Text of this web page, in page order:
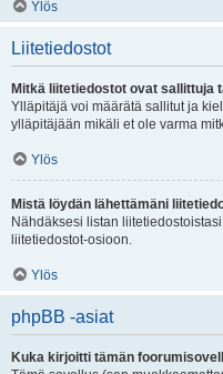
Ylös
Liitetiedostot
Mitkä liitetiedostot ovat sallittuja
Ylläpitäjä voi määrätä sallitut ja
ylläpitäjään mikäli et ole varma
Ylös
Mistä löydän lähettämäni
Nähdäksesi listan
liitetiedostot-osioon.
Ylös
phpBB -asiat
Kuka kirjoitti tämän